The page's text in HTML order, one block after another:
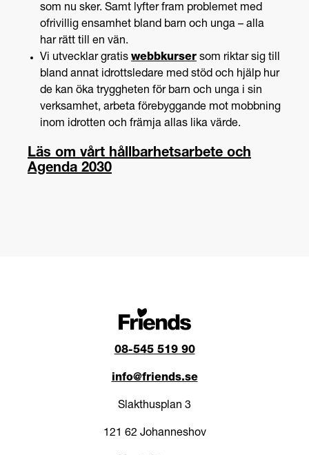
som nu sker. Samt lyfter fram problemet med
ofrivillig ensamhet bland barn och unga – alla
har rätt till en vän.
Vi utvecklar gratis webbkurser som riktar sig till
bland annat idrottsledare med stöd och hjälp hur
de kan öka tryggheten för barn och unga i sin
verksamhet, arbeta förebyggande mot mobbning
inom idrotten och främja allas lika värde.
Läs om vårt hållbarhetsarbete och
Agenda 2030
08-545 519 90
info@friends.se
Slakthusplan 3
121 62 Johanneshov